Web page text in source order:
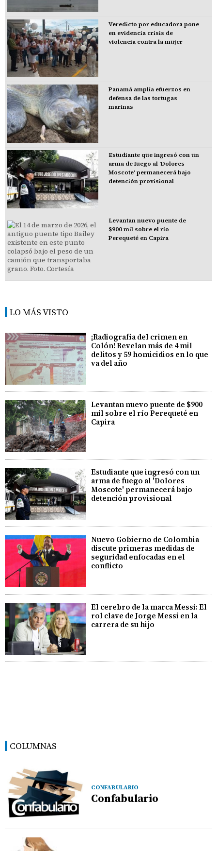
Veredicto por educadora pone
en evidencia crisis de
violencia contra la mujer
Panamá amplía efuerzos en
defensa de las tortugas
marinas
Estudiante que ingresó con un
arma de fuego al 'Dolores
Moscote' permanecerá bajo
detención provisional
Levantan nuevo puente de
$900 mil sobre el río
Perequeté en Capira
LO MÁS VISTO
¡Radiografía del crimen en
Colón! Revelan más de 4 mil
delitos y 59 homicidios en lo que
va del año
Levantan nuevo puente de $900
mil sobre el río Perequeté en
Capira
Estudiante que ingresó con un
arma de fuego al 'Dolores
Moscote' permanecerá bajo
detención provisional
Nuevo Gobierno de Colombia
discute primeras medidas de
seguridad enfocadas en el
conflicto
El cerebro de la marca Messi: El
rol clave de Jorge Messi en la
carrera de su hijo
COLUMNAS
CONFABULARIO
Confabulario